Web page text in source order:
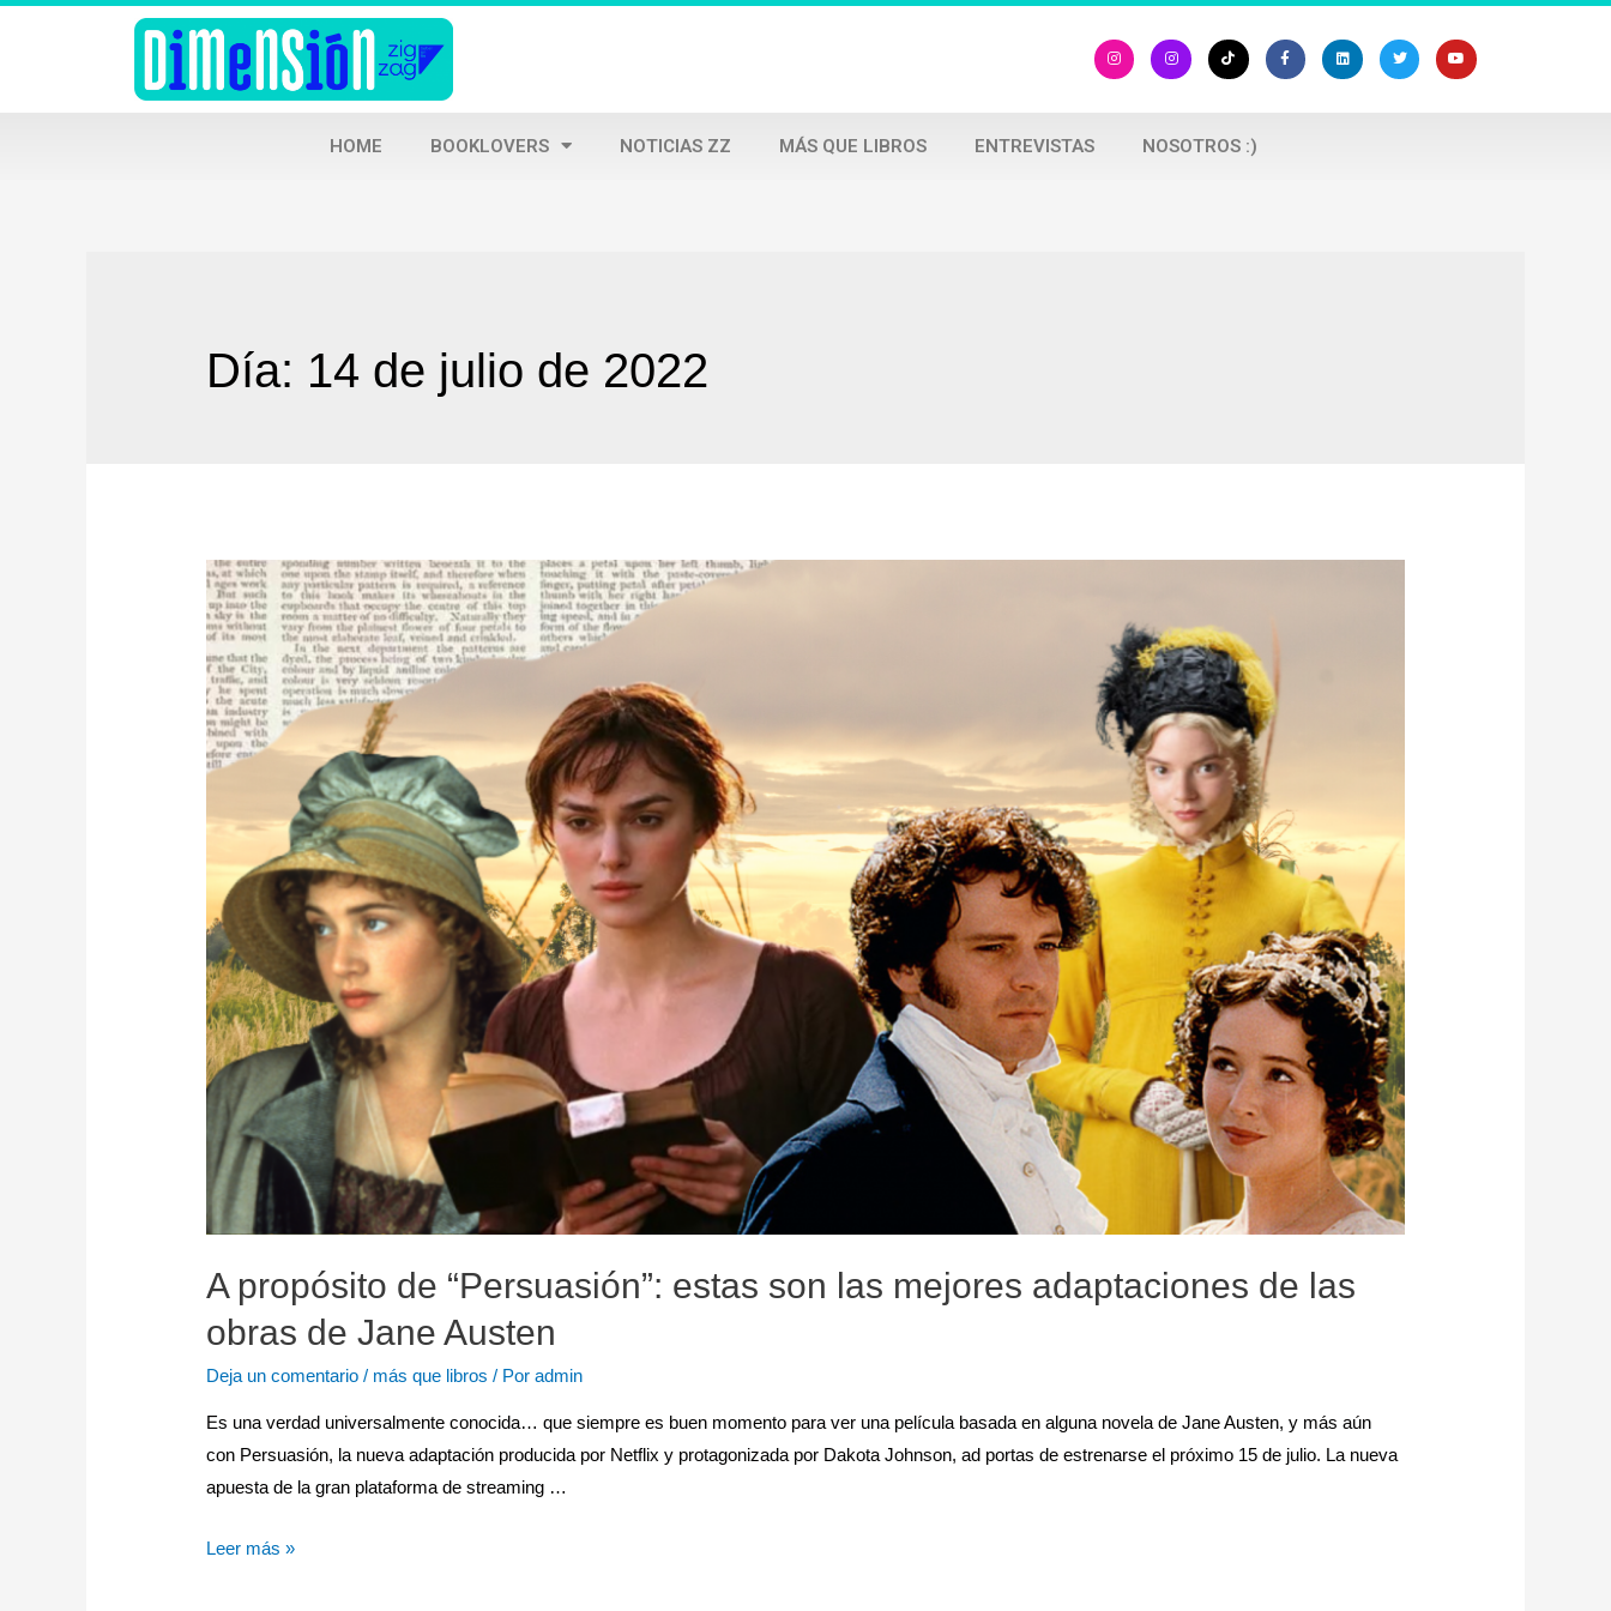
HOME BOOKLOVERS NOTICIAS ZZ MÁS QUE LIBROS ENTREVISTAS NOSOTROS :)
Día: 14 de julio de 2022
A propósito de “Persuasión”: estas son las mejores adaptaciones de las
obras de Jane Austen
Deja un comentario / más que libros / Poradmin
Es una verdad universalmente conocida… que siempre es buen momento para ver una película basada en alguna novela de Jane Austen, y más aún
con Persuasión, la nueva adaptación producida por Netflix y protagonizada por Dakota Johnson, ad portas de estrenarse el próximo 15 de julio. La nueva
apuesta de la gran plataforma de streaming …
Leer más »